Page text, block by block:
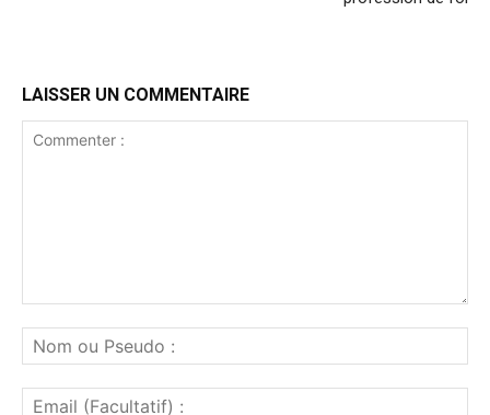
LAISSER UN COMMENTAIRE